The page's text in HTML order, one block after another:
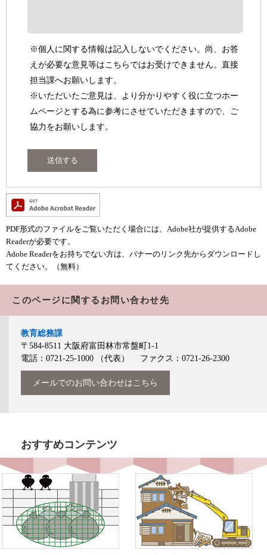
※個人に関する情報は記入しないでください。尚、お答
えが必要な意見等はこちらではお受けできません。直接
担当課へお願いします。
※いただいたご意見は、より分かりやすく役に立つホー
ムページとする為に参考にさせていただきますので、ご
協力をお願いします。
PDF形式のファイルをご覧いただく場合には、Adobe社が提供するAdobe
Readerが必要です。
Adobe Readerをお持ちでない方は、バナーのリンク先からダウンロードし
てください。（無料）
このページに関するお問い合わせ先
教育総務課
〒584-8511 大阪府富田林市常盤町1-1
電話：0721-25-1000
（代表） ファクス：0721-26-2300
メールでのお問い合わせはこちら
おすすめコンテンツ